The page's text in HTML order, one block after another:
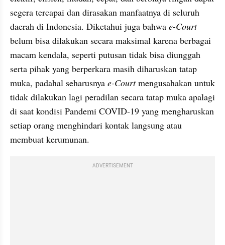
segera tercapai dan dirasakan manfaatnya di seluruh
daerah di Indonesia. Diketahui juga bahwa
e-Court
belum bisa dilakukan secara maksimal karena berbagai
macam kendala, seperti putusan tidak bisa diunggah
serta pihak yang berperkara masih diharuskan tatap
muka, padahal seharusnya e-Court mengusahakan untuk
tidak dilakukan lagi peradilan secara tatap muka apalagi
di saat kondisi Pandemi COVID-19 yang mengharuskan
setiap orang menghindari kontak langsung atau
membuat kerumunan.
ADVERTISEMENT